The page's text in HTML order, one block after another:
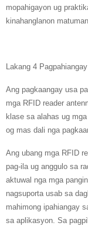
mopahigayon ug
kinahanglanon matuman.
Lakang 4 Pagpahiangay
Ang pagkaangay usa
mga RFID reader
klase sa alahas ug
og mas dali nga
Ang ubang mga RFID
pag-ila ug anggulo sa
aktuwal nga mga
nagsuporta usab sa
mahimong ipahiangay
sa aplikasyon. Sa